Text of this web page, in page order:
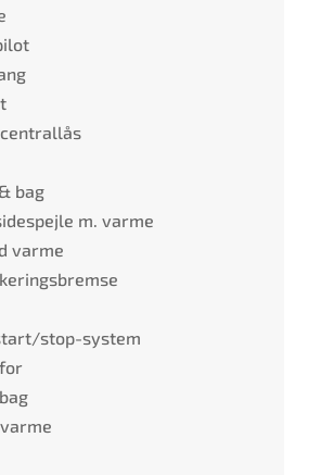
bag
m. varme
varme
stop-system